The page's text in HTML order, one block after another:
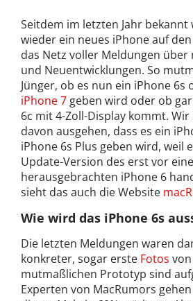
Seitdem im letzten Jahr bekannt
wieder ein neues iPhone auf
das Netz voller Meldungen über
und Neuentwicklungen. So
Jünger, ob es nun ein iPhone 6s
iPhone 7 geben wird oder ob
6c mit 4-Zoll-Display kommt.
davon ausgehen, dass es ein
iPhone 6s Plus geben wird, weil
Update-Version des erst vor
herausgebrachten iPhone 6
sieht das auch die Website
Wie wird das iPhone 6s
Die letzten Meldungen waren
konkreter, sogar erste Fotos
mutmaßlichen Prototyp sind
Experten von MacRumors